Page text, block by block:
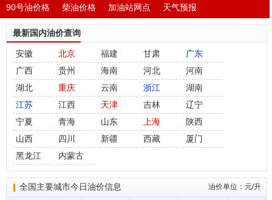
90号油价格 柴油价格 加油站网点 天气预报
最新国内油价查询
安徽 北京 福建 甘肃
广东
广西
贵州 海南 河北
河南
湖北
重庆 云南 浙江
湖南
江苏
江西 天津 吉林
辽宁
宁夏
青海 山东 上海
陕西
山西
四川 新疆 西藏
厦门
黑龙江
内蒙古
全国主要城市今日油价信息 油价单位：元/升